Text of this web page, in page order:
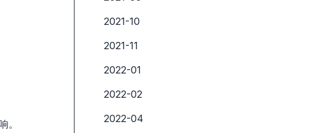
。
2021-10
2021-11
2022-01
2022-02
2022-04